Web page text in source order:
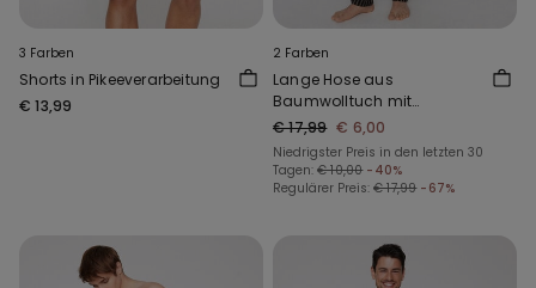
3 Farben
Shorts in Pikeeverarbeitung
€ 13,99
2 Farben
Lange Hose aus
Baumwolltuch mit
Taschen
€ 17,99 € 6,00
Niedrigster Preis in den letzten 30
Tagen: € 10,00 -40%
Regulärer Preis: € 17,99 -67%